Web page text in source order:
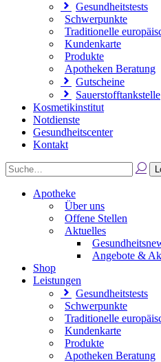
Gesundheitstests
Schwerpunkte
Traditionelle
Kundenkarte
Produkte
Apotheken Beratung
Gutscheine
Sauerstofftankstelle
Kosmetikinstitut
Notdienste
Gesundheitscenter
Kontakt
Apotheke
Über uns
Offene Stellen
Aktuelles
Angebote &
Shop
Leistungen
Gesundheitstests
Schwerpunkte
Traditionelle
Kundenkarte
Produkte
Apotheken Beratung